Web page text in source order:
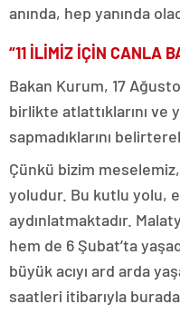
anında, hep yanında
“11 İLİMİZ İÇİN CANLA
Bakan Kurum, 17
birlikte atlattıklarını ve
sapmadıklarını
Çünkü bizim
yoludur. Bu kutlu yolu,
aydınlatmaktadır.
hem de 6 Şubat’ta
büyük acıyı ard arda
saatleri itibarıyla